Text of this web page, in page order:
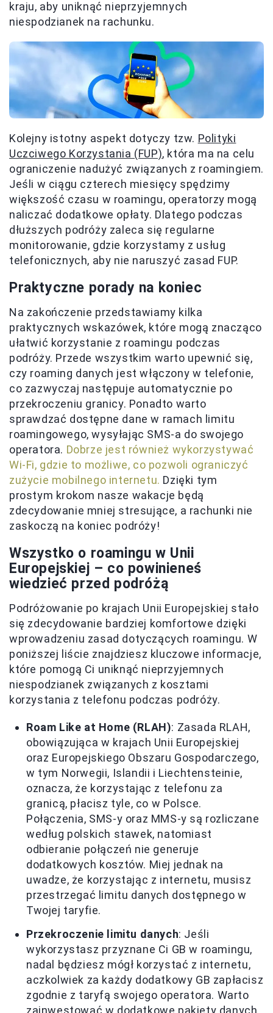
kraju, aby uniknąć nieprzyjemnych
niespodzianek na rachunku.
Kolejny istotny aspekt dotyczy tzw. Polityki
Uczciwego Korzystania (FUP), która ma na celu
ograniczenie nadużyć związanych z roamingiem.
Jeśli w ciągu czterech miesięcy spędzimy
większość czasu w roamingu, operatorzy mogą
naliczać dodatkowe opłaty. Dlatego podczas
dłuższych podróży zaleca się regularne
monitorowanie, gdzie korzystamy z usług
telefonicznych, aby nie naruszyć zasad FUP.
Praktyczne porady na koniec
Na zakończenie przedstawiamy kilka
praktycznych wskazówek, które mogą znacząco
ułatwić korzystanie z roamingu podczas
podróży. Przede wszystkim warto upewnić się,
czy roaming danych jest włączony w telefonie,
co zazwyczaj następuje automatycznie po
przekroczeniu granicy. Ponadto warto
sprawdzać dostępne dane w ramach limitu
roamingowego, wysyłając SMS-a do swojego
operatora. Dobrze jest również wykorzystywać
Wi-Fi, gdzie to możliwe, co pozwoli ograniczyć
zużycie mobilnego internetu. Dzięki tym
prostym krokom nasze wakacje będą
zdecydowanie mniej stresujące, a rachunki nie
zaskoczą na koniec podróży!
Wszystko o roamingu w Unii
Europejskiej – co powinieneś
wiedzieć przed podróżą
Podróżowanie po krajach Unii Europejskiej stało
się zdecydowanie bardziej komfortowe dzięki
wprowadzeniu zasad dotyczących roamingu. W
poniższej liście znajdziesz kluczowe informacje,
które pomogą Ci uniknąć nieprzyjemnych
niespodzianek związanych z kosztami
korzystania z telefonu podczas podróży.
Roam Like at Home (RLAH): Zasada RLAH,
obowiązująca w krajach Unii Europejskiej
oraz Europejskiego Obszaru Gospodarczego,
w tym Norwegii, Islandii i Liechtensteinie,
oznacza, że korzystając z telefonu za
granicą, płacisz tyle, co w Polsce.
Połączenia, SMS-y oraz MMS-y są rozliczane
według polskich stawek, natomiast
odbieranie połączeń nie generuje
dodatkowych kosztów. Miej jednak na
uwadze, że korzystając z internetu, musisz
przestrzegać limitu danych dostępnego w
Twojej taryfie.
Przekroczenie limitu danych: Jeśli
wykorzystasz przyznane Ci GB w roamingu,
nadal będziesz mógł korzystać z internetu,
aczkolwiek za każdy dodatkowy GB zapłacisz
zgodnie z taryfą swojego operatora. Warto